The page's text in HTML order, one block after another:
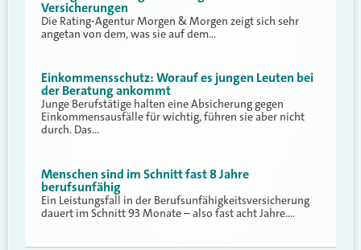
Versicherungen
Die Rating-Agentur Morgen & Morgen zeigt sich sehr
angetan von dem, was sie auf dem…
Einkommensschutz: Worauf es jungen Leuten bei
der Beratung ankommt
Junge Berufstätige halten eine Absicherung gegen
Einkommensausfälle für wichtig, führen sie aber nicht
durch. Das…
Menschen sind im Schnitt fast 8 Jahre
berufsunfähig
Ein Leistungsfall in der Berufsunfähigkeitsversicherung
dauert im Schnitt 93 Monate – also fast acht Jahre.…